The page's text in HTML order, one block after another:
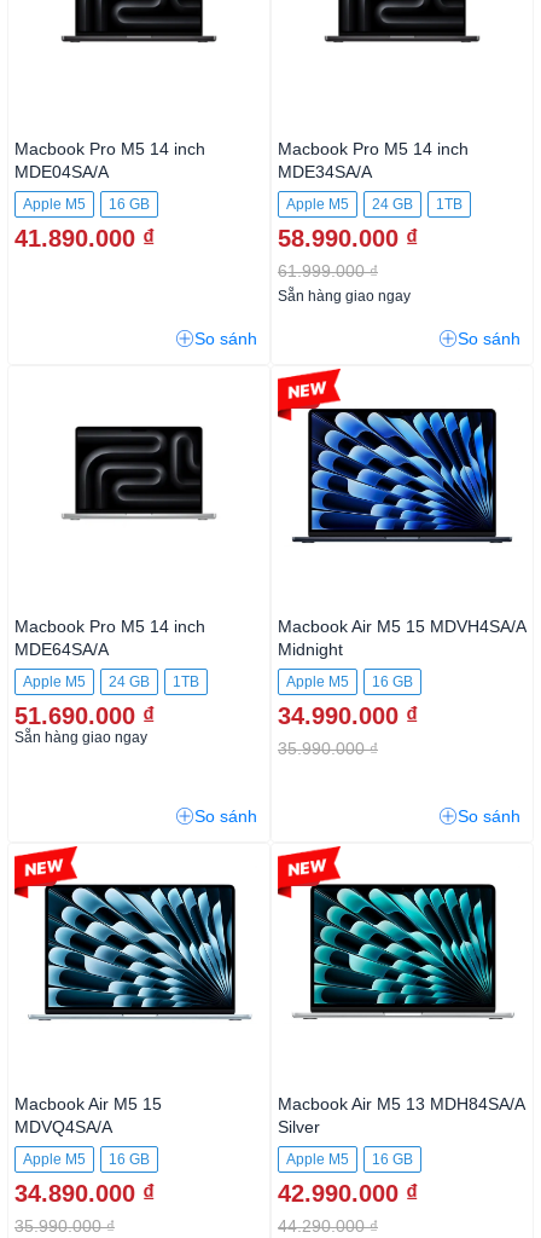
Macbook Pro M5 14 inch
MDE04SA/A
Apple M5
16 GB
512GB SSD
41.890.000 ₫
So sánh
Macbook Pro M5 14 inch
MDE34SA/A
Apple M5 24 GB 1TB
58.990.000 ₫
61.999.000 ₫
Sẵn hàng giao ngay
So sánh
Macbook Pro M5 14 inch
MDE64SA/A
Apple M5 24 GB 1TB
51.690.000 ₫
Sẵn hàng giao ngay
So sánh
Macbook Air M5 15
MDVH4SA/A Midnight
Apple M5
16 GB
512GB SSD
34.990.000 ₫
35.990.000 ₫
-2%
So sánh
Macbook Air M5 15
MDVQ4SA/A
Apple M5
16 GB
512GB SSD
34.890.000 ₫
35.990.000 ₫
-3%
Macbook Air M5 13 MDH84SA/A
Silver
Apple M5 16 GB
42.990.000 ₫
44.290.000 ₫
-2%